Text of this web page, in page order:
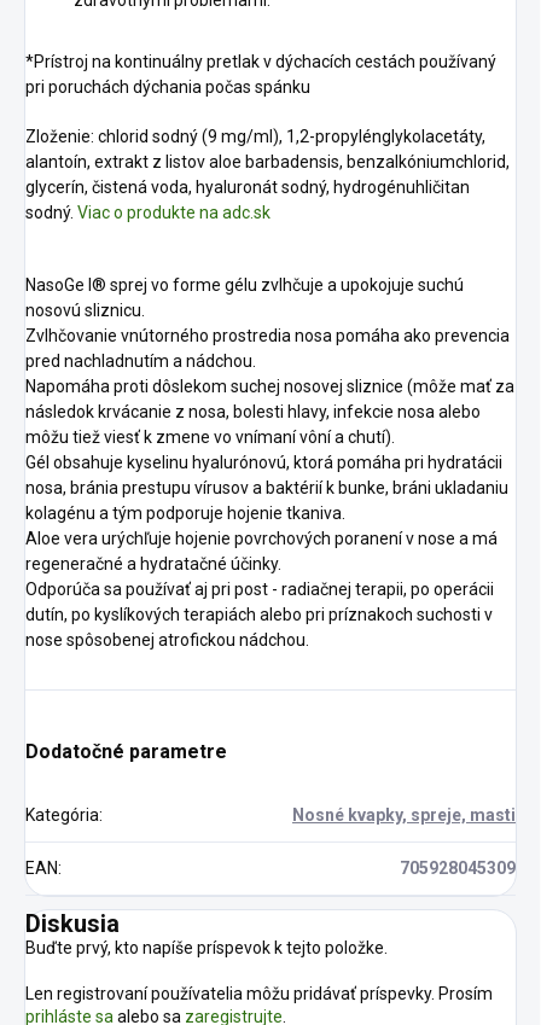
*Prístroj na kontinuálny pretlak v dýchacích cestách používaný
pri poruchách dýchania počas spánku
Zloženie: chlorid sodný (9 mg/ml), 1,2-propylénglykolacetáty,
alantoín, extrakt z listov aloe barbadensis, benzalkóniumchlorid,
glycerín, čistená voda, hyaluronát sodný, hydrogénuhličitan
sodný. Viac o produkte na adc.sk
NasoGe l® sprej vo forme gélu zvlhčuje a upokojuje suchú
nosovú sliznicu.
Zvlhčovanie vnútorného prostredia nosa pomáha ako prevencia
pred nachladnutím a nádchou.
Napomáha proti dôslekom suchej nosovej sliznice (môže mať za
následok krvácanie z nosa, bolesti hlavy, infekcie nosa alebo
môžu tiež viesť k zmene vo vnímaní vôní a chutí).
Gél obsahuje kyselinu hyalurónovú, ktorá pomáha pri hydratácii
nosa, bránia prestupu vírusov a baktérií k bunke, bráni ukladaniu
kolagénu a tým podporuje hojenie tkaniva.
Aloe vera urýchľuje hojenie povrchových poranení v nose a má
regeneračné a hydratačné účinky.
Odporúča sa používať aj pri post - radiačnej terapii, po operácii
dutín, po kyslíkových terapiách alebo pri príznakoch suchosti v
nose spôsobenej atrofickou nádchou.
Dodatočné parametre
Kategória: Nosné kvapky, spreje, masti
EAN: 705928045309
Diskusia
Buďte prvý, kto napíše príspevok k tejto položke.
Len registrovaní používatelia môžu pridávať príspevky. Prosím
prihláste saalebo sa zaregistrujte.